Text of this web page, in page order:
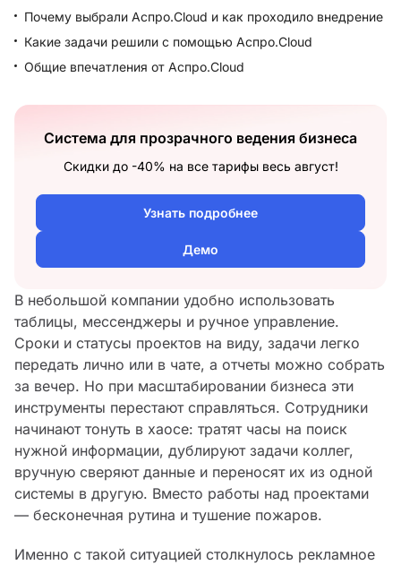
В небольшой компании удобно использовать
таблицы, мессенджеры и ручное управление.
Сроки и статусы проектов на виду, задачи легко
передать лично или в чате, а отчеты можно собрать
за вечер. Но при масштабировании бизнеса эти
инструменты перестают справляться. Сотрудники
начинают тонуть в хаосе: тратят часы на поиск
нужной информации, дублируют задачи коллег,
вручную сверяют данные и переносят их из одной
системы в другую. Вместо работы над проектами
— бесконечная рутина и тушение пожаров.
Именно с такой ситуацией столкнулось рекламное
Почему выбрали Аспро.Cloud и как проходило внедрение
Какие задачи решили с помощью Аспро.Cloud
Общие впечатления от Аспро.Cloud
Система для прозрачного ведения бизнеса
Скидки до -40% на все тарифы весь август!
Узнать подробнее
Демо